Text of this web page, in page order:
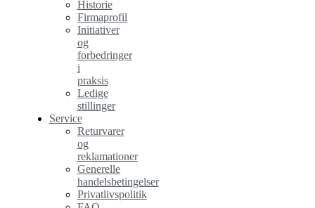
Historie
Firmaprofil
Initiativer
og
forbedringer
i
praksis
Ledige
stillinger
Service
Returvarer
og
reklamationer
Generelle
handelsbetingelser
Privatlivspolitik